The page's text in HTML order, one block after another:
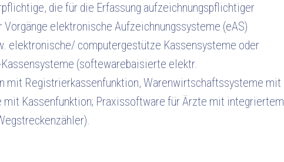
die für die Erfassung aufzeichnungspflichtiger
elektronische Aufzeichnungssysteme (eAS)
elektronische/ computergestütze Kassensysteme oder
(softewarebaisierte elektr.
mit Registrierkassenfunktion, Warenwirtschaftssysteme mit
Kassenfunktion; Praxissoftware für Ärzte mit integriertem